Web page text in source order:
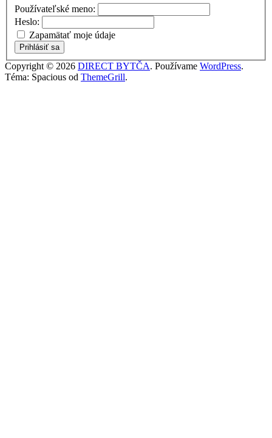
Používateľské meno:
Heslo:
Zapamätať moje údaje
Prihlásiť sa
Copyright © 2026 DIRECT BYTČA. Používame WordPress.
Téma: Spacious od ThemeGrill.